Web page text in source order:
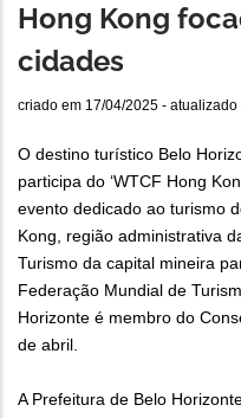
Hong Kong
cidades
criado em 17/04/2025 - atualizado
O destino turístico Belo
participa do ‘WTCF Hong
evento dedicado ao turismo
Kong, região administrativa
Turismo da capital mineira
Federação Mundial de
Horizonte é membro do
de abril.
A Prefeitura de Belo